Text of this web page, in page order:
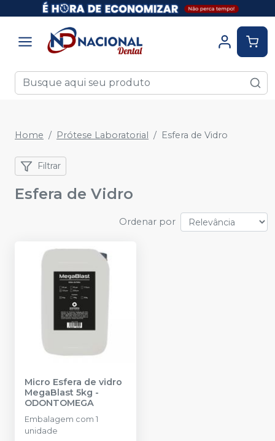
Home Prótese Laboratorial Esfera de Vidro
Filtrar
Esfera de Vidro
Ordenar por
Micro Esfera de vidro
MegaBlast 5kg -
ODONTOMEGA
Embalagem com 1
unidade